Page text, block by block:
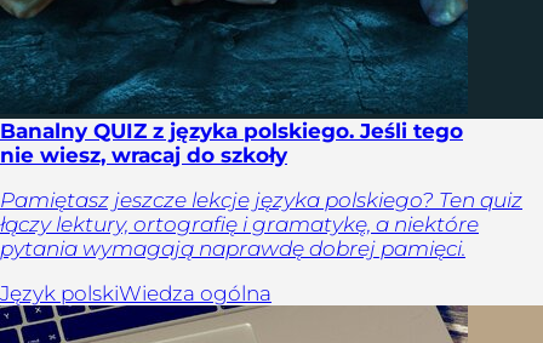
Banalny QUIZ z języka polskiego. Jeśli tego
nie wiesz, wracaj do szkoły
Pamiętasz jeszcze lekcje języka polskiego? Ten quiz
łączy lektury, ortografię i gramatykę, a niektóre
pytania wymagają naprawdę dobrej pamięci.
Język polskiWiedza ogólna